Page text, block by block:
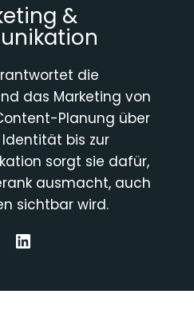
&
die
das Marketing von
Planung über
bis zur
sorgt sie dafür,
ausmacht, auch
sichtbar wird.
LinkedIn